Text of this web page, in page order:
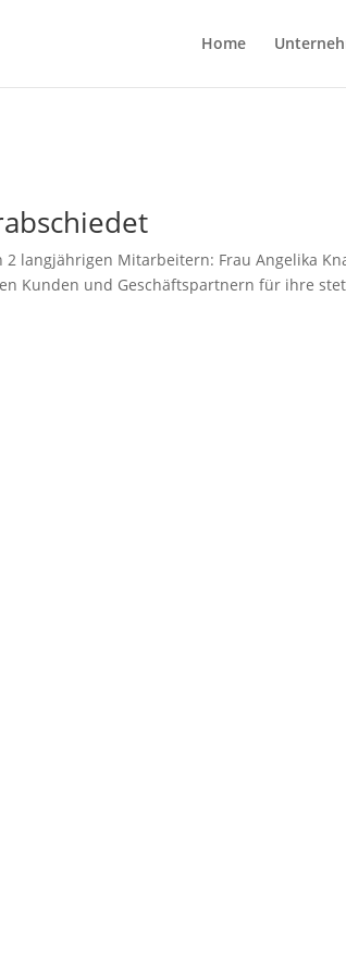
Home
langjährigen Mitarbeitern: Frau Angelika
Kunden und Geschäftspartnern für ihre